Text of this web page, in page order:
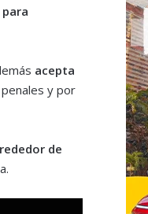
acepta
y por
de